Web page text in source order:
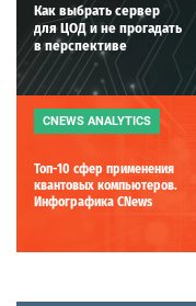
Как выбрать сервер
для ЦОД и не прогадать
в перспективе
CNEWS ANALYTICS
Топ-10 сфер применения
квантовых компьютеров.
Инфографика CNews